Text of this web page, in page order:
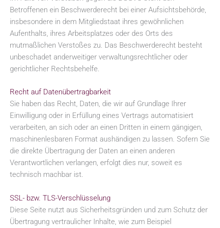
Betroffenen ein Beschwerderecht bei einer Aufsichtsbehörde,
insbesondere in dem Mitgliedstaat ihres gewöhnlichen
Aufenthalts, ihres Arbeitsplatzes oder des Orts des
mutmaßlichen Verstoßes zu. Das Beschwerderecht besteht
unbeschadet anderweitiger verwaltungsrechtlicher oder
gerichtlicher Rechtsbehelfe.
Recht auf Daten­übertrag­barkeit
Sie haben das Recht, Daten, die wir auf Grundlage Ihrer
Einwilligung oder in Erfüllung eines Vertrags automatisiert
verarbeiten, an sich oder an einen Dritten in einem gängigen,
maschinenlesbaren Format aushändigen zu lassen. Sofern Sie
die direkte Übertragung der Daten an einen anderen
Verantwortlichen verlangen, erfolgt dies nur, soweit es
technisch machbar ist.
SSL- bzw. TLS-Verschlüsselung
Diese Seite nutzt aus Sicherheitsgründen und zum Schutz der
Übertragung vertraulicher Inhalte, wie zum Beispiel